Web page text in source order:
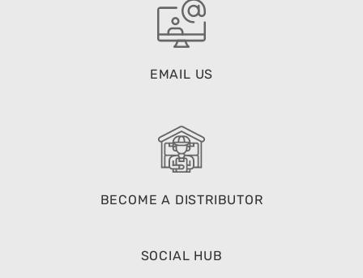
EMAIL US
BECOME A DISTRIBUTOR
SOCIAL HUB